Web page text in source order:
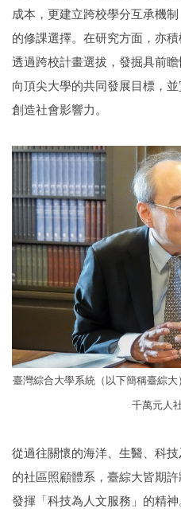
成本，更建立跨校學分互承機
的修課選擇。在研究方面，亦
透過跨校計畫選拔，發掘具前
向頂尖大學的共同發展目標，
創造社會影響力。
臺灣綜合大學系統（以下簡稱臺綜
千萬元人
從過往關懷的海洋、生醫、科
的社區照顧體系，臺綜大皆期
發揮「科技為人文服務」的精